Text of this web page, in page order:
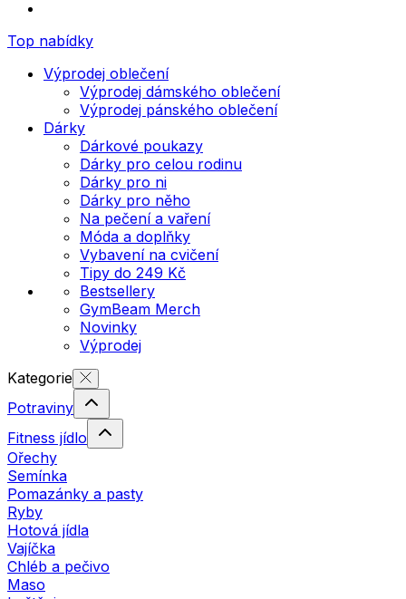
Top nabídky
Výprodej oblečení
Výprodej dámského oblečení
Výprodej pánského oblečení
Dárky
Dárkové poukazy
Dárky pro celou rodinu
Dárky pro ni
Dárky pro něho
Na pečení a vaření
Móda a doplňky
Vybavení na cvičení
Tipy do 249 Kč
Bestsellery
GymBeam Merch
Novinky
Výprodej
Kategorie
Potraviny
Fitness jídlo
Ořechy
Semínka
Pomazánky a pasty
Ryby
Hotová jídla
Vajíčka
Chléb a pečivo
Maso